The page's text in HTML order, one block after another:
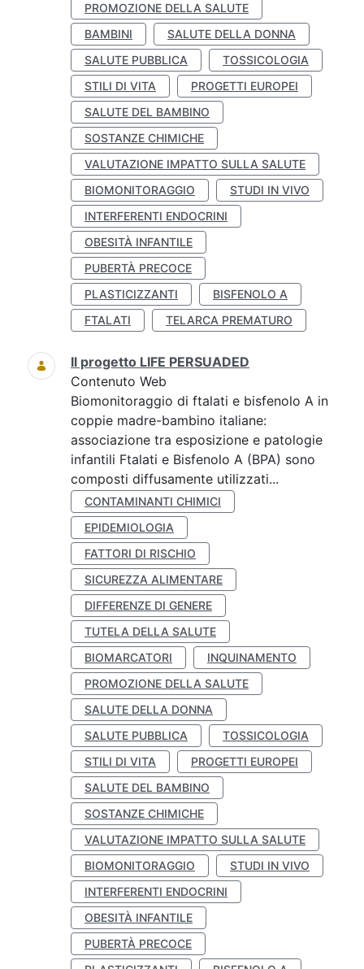
PROMOZIONE DELLA SALUTE
BAMBINI
SALUTE DELLA DONNA
SALUTE PUBBLICA
TOSSICOLOGIA
STILI DI VITA
PROGETTI EUROPEI
SALUTE DEL BAMBINO
SOSTANZE CHIMICHE
VALUTAZIONE IMPATTO SULLA SALUTE
BIOMONITORAGGIO
STUDI IN VIVO
INTERFERENTI ENDOCRINI
OBESITÀ INFANTILE
PUBERTÀ PRECOCE
PLASTICIZZANTI
BISFENOLO A
FTALATI
TELARCA PREMATURO
Il progetto LIFE PERSUADED
Contenuto Web
Biomonitoraggio di ftalati e bisfenolo A in
coppie madre-bambino italiane:
associazione tra esposizione e patologie
infantili Ftalati e Bisfenolo A (BPA) sono
composti diffusamente utilizzati...
CONTAMINANTI CHIMICI
EPIDEMIOLOGIA
FATTORI DI RISCHIO
SICUREZZA ALIMENTARE
DIFFERENZE DI GENERE
TUTELA DELLA SALUTE
BIOMARCATORI
INQUINAMENTO
PROMOZIONE DELLA SALUTE
SALUTE DELLA DONNA
SALUTE PUBBLICA
TOSSICOLOGIA
STILI DI VITA
PROGETTI EUROPEI
SALUTE DEL BAMBINO
SOSTANZE CHIMICHE
VALUTAZIONE IMPATTO SULLA SALUTE
BIOMONITORAGGIO
STUDI IN VIVO
INTERFERENTI ENDOCRINI
OBESITÀ INFANTILE
PUBERTÀ PRECOCE